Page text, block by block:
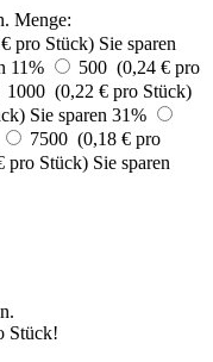
Menge:
pro Stück) Sie sparen
11%
500 (0,24 € pro
1000 (0,22 € pro Stück)
Sie sparen 31%
7500 (0,18 € pro
pro Stück) Sie sparen
Stück!